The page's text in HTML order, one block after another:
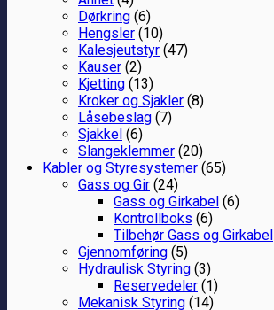
Dørkring (6)
Hengsler (10)
Kalesjeutstyr (47)
Kauser (2)
Kjetting (13)
Kroker og Sjakler (8)
Låsebeslag (7)
Sjakkel (6)
Slangeklemmer (20)
Kabler og Styresystemer (65)
Gass og Gir (24)
Gass og Girkabel (6)
Kontrollboks (6)
Tilbehør Gass og Girkabel
Gjennomføring (5)
Hydraulisk Styring (3)
Reservedeler (1)
Mekanisk Styring (14)